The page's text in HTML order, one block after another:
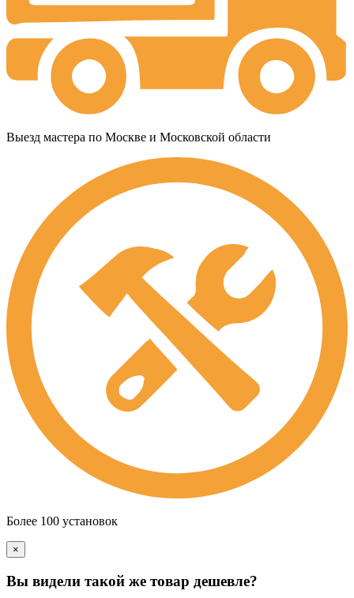
Выезд мастера по Москве и Московской области
Более 100 установок
×
Вы видели такой же товар дешевле?